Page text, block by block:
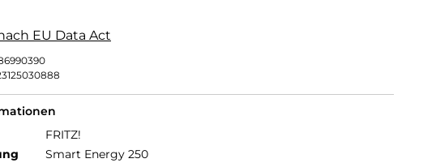
EU Data Act
FRITZ!
Smart Energy 250